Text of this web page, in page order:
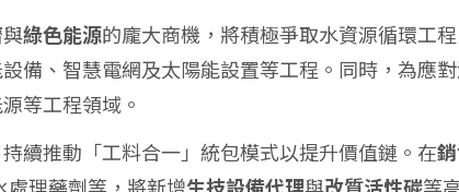
與綠色能源的龐大商機，將積極爭取水資源循環工程
備、智慧電網及太陽能設置等工程。同時，為應
等工程領域。
續推動「工料合一」統包模式以提升價值鏈。在